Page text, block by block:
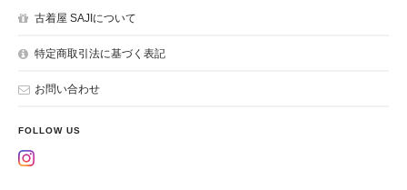
古着屋 SAJIについて
特定商取引法に基づく表記
お問い合わせ
FOLLOW US